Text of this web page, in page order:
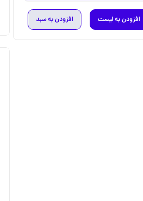
افزودن به لیست افزودن به سبد